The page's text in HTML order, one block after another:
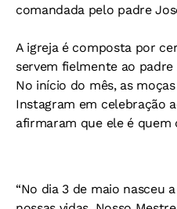
comandada pelo padre
A igreja é composta por
servem fielmente ao padre
No início do mês, as
Instagram em celebração
afirmaram que ele é quem
“No dia 3 de maio nasceu